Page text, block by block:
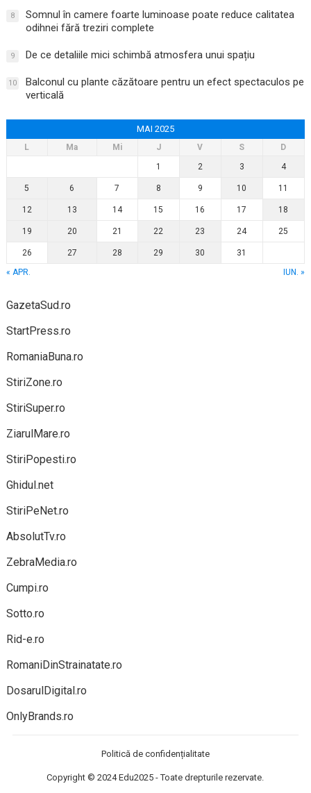
8
Somnul în camere foarte luminoase poate reduce calitatea
odihnei fără treziri complete
9 De ce detaliile mici schimbă atmosfera unui spațiu
10
Balconul cu plante căzătoare pentru un efect spectaculos pe
verticală
MAI 2025
L Ma Mi J V S
D
1
2 3 4
5 6 7 8 9 10 11
12 13 14 15 16 17 18
19 20 21 22 23 24 25
26 27 28 29 30
31
« APR.
IUN. »
GazetaSud.ro
StartPress.ro
RomaniaBuna.ro
StiriZone.ro
StiriSuper.ro
ZiarulMare.ro
StiriPopesti.ro
Ghidul.net
StiriPeNet.ro
AbsolutTv.ro
ZebraMedia.ro
Cumpi.ro
Sotto.ro
Rid-e.ro
RomaniDinStrainatate.ro
DosarulDigital.ro
OnlyBrands.ro
Politică de confidențialitate
Copyright © 2024Edu2025 - Toate drepturile rezervate.